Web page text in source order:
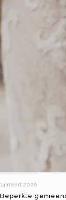
14 maart 2026
Beperkte